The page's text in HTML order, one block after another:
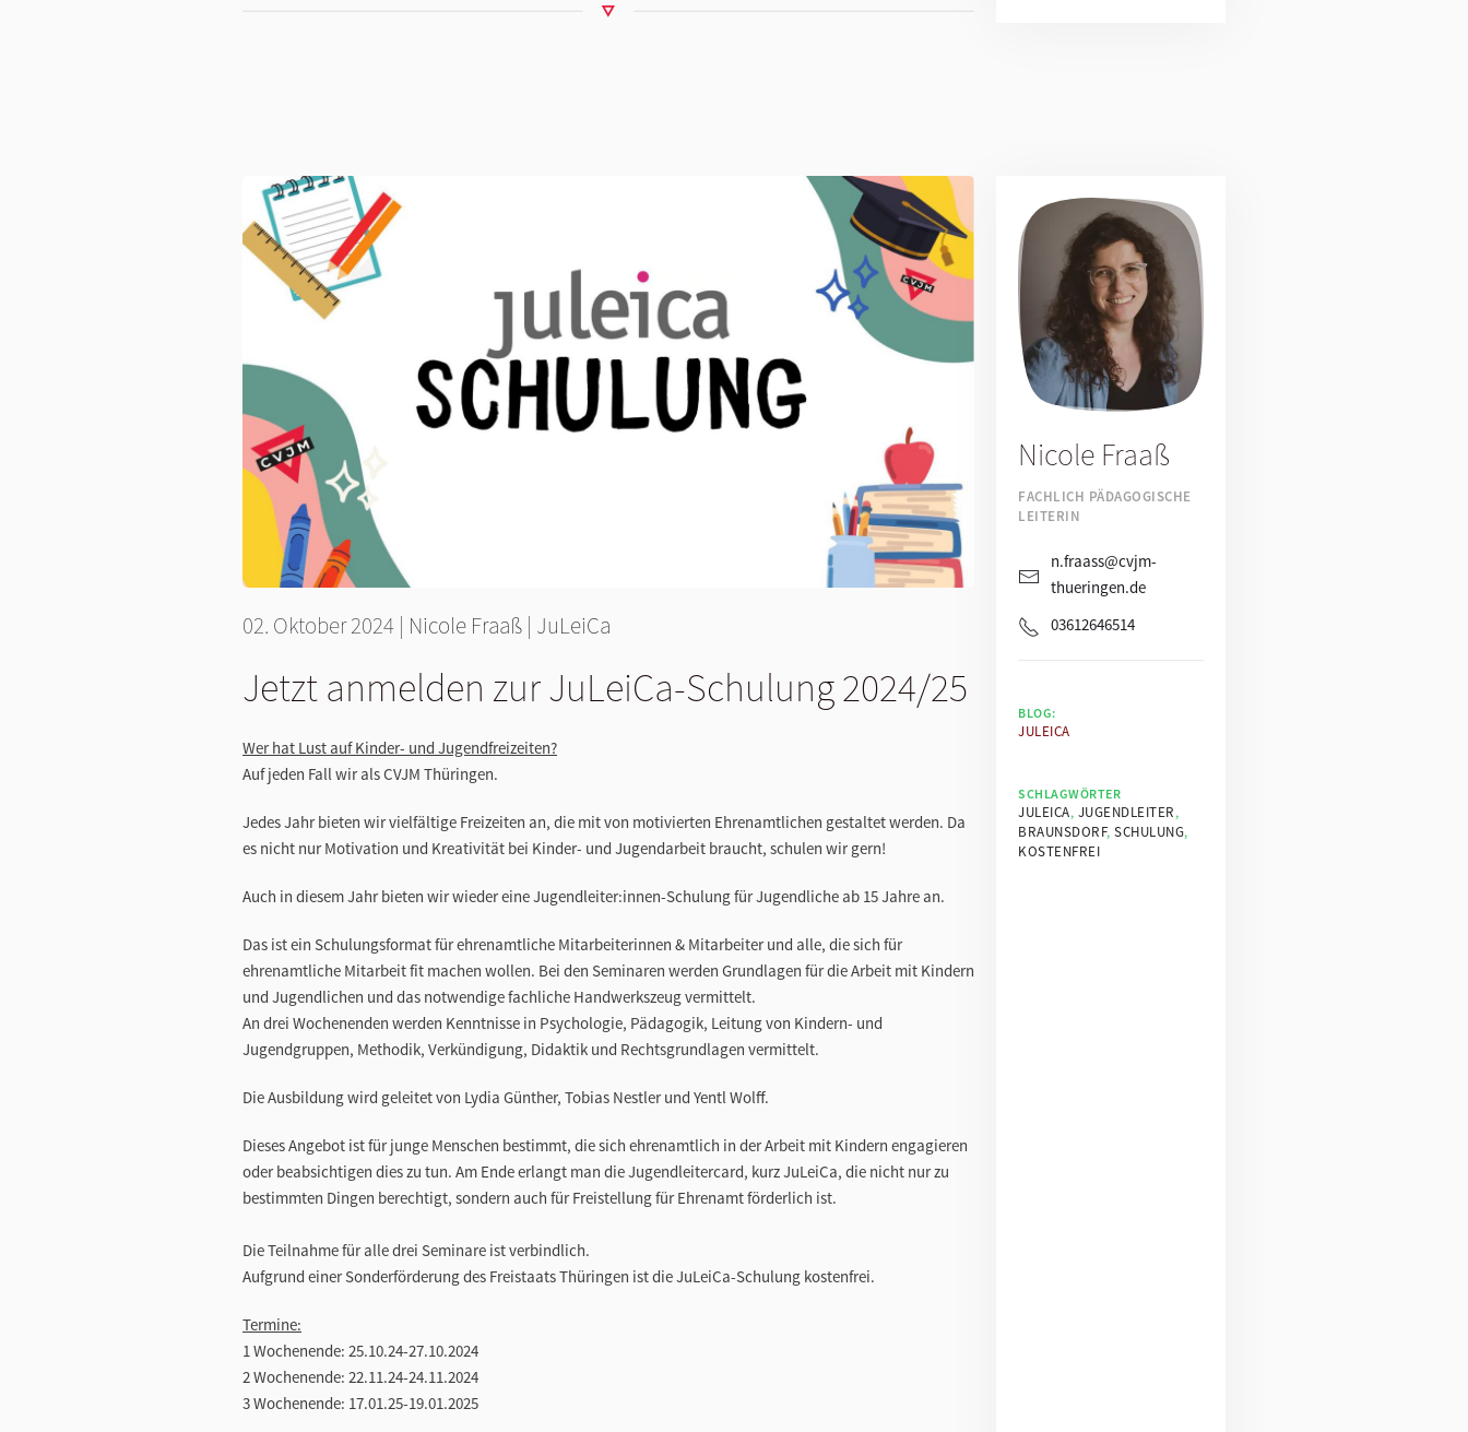
02. Oktober 2024 | Nicole Fraaß | JuLeiCa
Jetzt anmelden zur JuLeiCa-Schulung 2024/25
Wer hat Lust auf Kinder- und Jugendfreizeiten?
Auf jeden Fall wir als CVJM Thüringen.
Jedes Jahr bieten wir vielfältige Freizeiten an, die mit von motivierten Ehrenamtlichen gestaltet werden. Da
es nicht nur Motivation und Kreativität bei Kinder- und Jugendarbeit braucht, schulen wir gern!
Auch in diesem Jahr bieten wir wieder eine Jugendleiter:innen-Schulung für Jugendliche ab 15 Jahre an.
Das ist ein Schulungsformat für ehrenamtliche Mitarbeiterinnen & Mitarbeiter und alle, die sich für
ehrenamtliche Mitarbeit fit machen wollen. Bei den Seminaren werden Grundlagen für die Arbeit mit Kindern
und Jugendlichen und das notwendige fachliche Handwerkszeug vermittelt.
An drei Wochenenden werden Kenntnisse in Psychologie, Pädagogik, Leitung von Kindern- und
Jugendgruppen, Methodik, Verkündigung, Didaktik und Rechtsgrundlagen vermittelt.
Die Ausbildung wird geleitet von Lydia Günther, Tobias Nestler und Yentl Wolff.
Dieses Angebot ist für junge Menschen bestimmt, die sich ehrenamtlich in der Arbeit mit Kindern engagieren
oder beabsichtigen dies zu tun. Am Ende erlangt man die Jugendleitercard, kurz JuLeiCa, die nicht nur zu
bestimmten Dingen berechtigt, sondern auch für Freistellung für Ehrenamt förderlich ist.
Die Teilnahme für alle drei Seminare ist verbindlich.
Aufgrund einer Sonderförderung des Freistaats Thüringen ist die JuLeiCa-Schulung kostenfrei.
Termine:
1 Wochenende: 25.10.24-27.10.2024
2 Wochenende: 22.11.24-24.11.2024
3 Wochenende: 17.01.25-19.01.2025
Nicole Fraaß
FACHLICH PÄDAGOGISCHE
LEITERIN
n.fraass@cvjm-
thueringen.de
03612646514
BLOG:
JULEICA
SCHLAGWÖRTER
JULEICA, JUGENDLEITER,
BRAUNSDORF, SCHULUNG,
KOSTENFREI